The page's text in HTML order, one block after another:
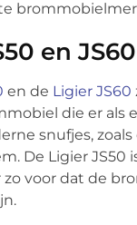
en JS60
en de Ligier JS60
die er als
snufjes,
De Ligier
zo voor dat de